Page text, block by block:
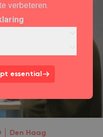
verbeteren.
essential
Den Haag